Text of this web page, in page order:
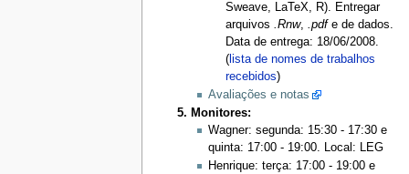
Sweave, LaTeX, R). Entregar
arquivos.Rnw,.pdfe de dados.
Data de entrega: 18/06/2008.
( lista de nomes de trabalhos
recebidos)
Avaliações e notas
Monitores:
Wagner: segunda: 15:30 - 17:30 e
quinta: 17:00 - 19:00. Local: LEG
Henrique: terça: 17:00 - 19:00 e